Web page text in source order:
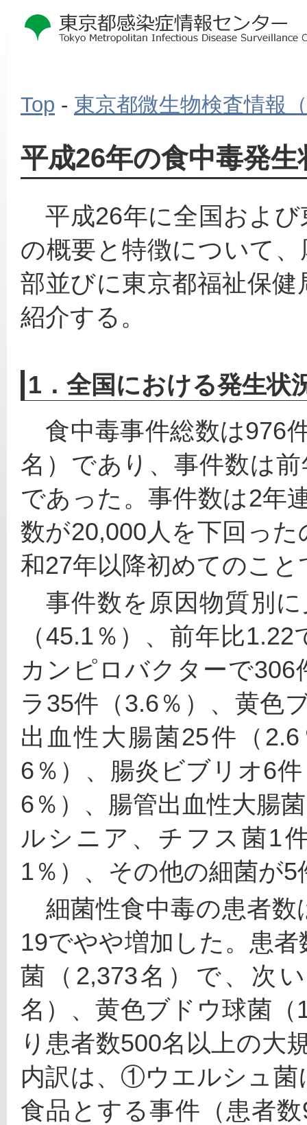
Top - 東京都微生物検査情報
平成26年の食中毒発生
平成26年に全国および
の概要と特徴について
部並びに東京都福祉保
紹介する。
1．全国における発生状
食中毒事件総数は976
名）であり、事件数は
であった。事件数は2年
数が20,000人を下回っ
和27年以降初めてのこと
事件数を原因物質別に
（45.1％）、前年比
カンピロバクターで
ラ35件（3.6％）、黄色
出血性大腸菌25件（
6％）、腸炎ビブリオ6
6％）、腸管出血性大腸
ルシニア、チフス菌1
1％）、その他の細菌が
細菌性食中毒の患者数
19でやや増加した。患
菌（2,373名）で、次
名）、黄色ブドウ球菌
り患者数500名以上の大
内訳は、①ウエルシュ菌
食品とする事件（患者